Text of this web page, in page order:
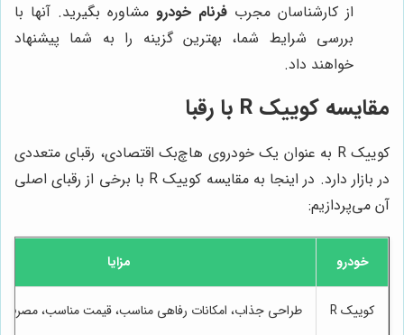
از کارشناسان مجرب فرنام خودرو مشاوره بگیرید. آنها با
بررسی شرایط شما، بهترین گزینه را به شما پیشنهاد
خواهند داد.
مقایسه کوییک R با رقبا
کوییک R به عنوان یک خودروی هاچ‌بک اقتصادی، رقبای متعددی
در بازار دارد. در اینجا به مقایسه کوییک R با برخی از رقبای اصلی
آن می‌پردازیم:
خودرو مزایا
کوییک R طراحی جذاب، امکانات رفاهی مناسب، قیمت مناسب،